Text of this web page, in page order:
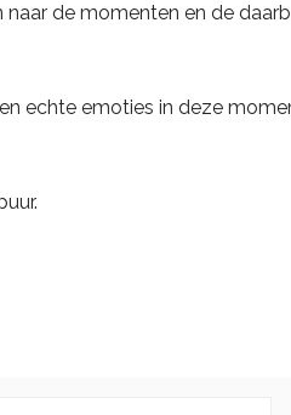
de momenten en de
echte emoties in deze